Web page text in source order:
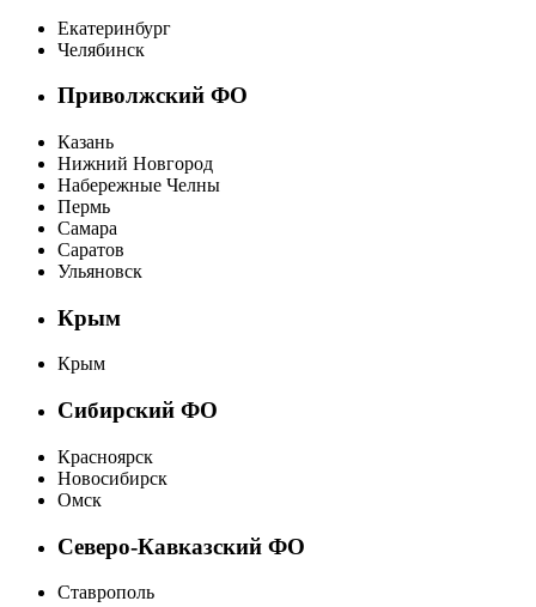
Екатеринбург
Челябинск
Приволжский ФО
Казань
Нижний Новгород
Набережные Челны
Пермь
Самара
Саратов
Ульяновск
Крым
Крым
Сибирский ФО
Красноярск
Новосибирск
Омск
Северо-Кавказский ФО
Ставрополь